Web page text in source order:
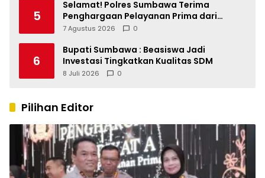
5
Selamat! Polres Sumbawa Terima
Penghargaan Pelayanan Prima dari
Kapolri
7 Agustus 2026 0
6
Bupati Sumbawa : Beasiswa Jadi
Investasi Tingkatkan Kualitas SDM
8 Juli 2026 0
Pilihan Editor